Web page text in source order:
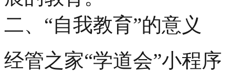
二、“自我教育”的意义
经管之家“学道会”小程序